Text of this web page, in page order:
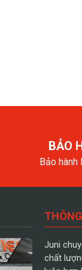
BẢO
Bảo hành
Juni
chất